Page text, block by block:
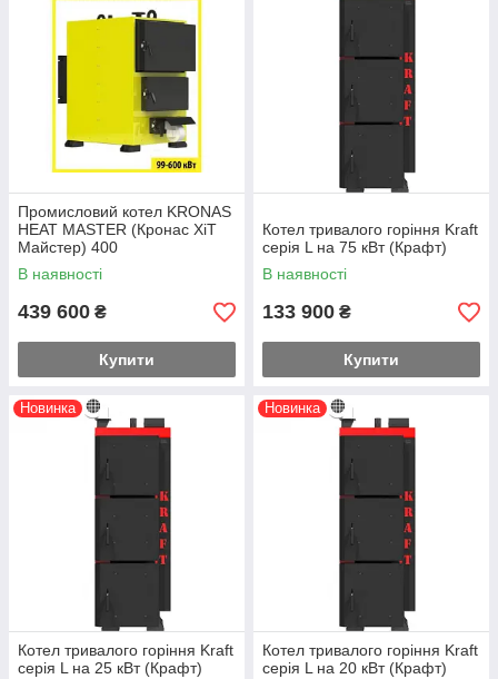
Промисловий котел KRONAS
HEAT MASTER (Кронас ХіТ
Майстер) 400
В наявності
439 600 ₴
Купити
Котел тривалого горіння Kraft
серія L на 75 кВт (Крафт)
В наявності
133 900 ₴
Купити
Новинка
Котел тривалого горіння Kraft
серія L на 25 кВт (Крафт)
Новинка
Котел тривалого горіння Kraft
серія L на 20 кВт (Крафт)